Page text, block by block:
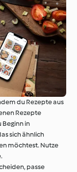
du Rezepte aus
Rezepte
Beginn in
sich ähnlich
möchtest. Nutze
passe